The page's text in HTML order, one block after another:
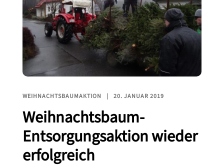
WEIHNACHTSBAUMAKTION 20. JANUAR 2019
Weihnachtsbaum-
Entsorgungsaktion wieder
erfolgreich